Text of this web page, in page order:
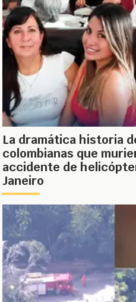
La dramática historia
colombianas que
accidente de
Janeiro